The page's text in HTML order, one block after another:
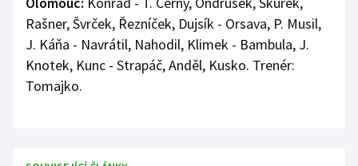
Rašner, Švrček, Řezníček, Dujsík - Orsava, P. Musil,
J. Káňa - Navrátil, Nahodil, Klimek - Bambula, J.
Knotek, Kunc - Strapáč, Anděl, Kusko. Trenér:
Tomajko.